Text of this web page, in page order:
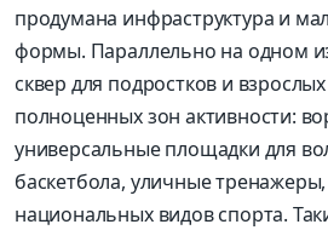
продумана инфраструктура и
формы. Параллельно на одном
сквер для подростков и
полноценных зон активности:
универсальные площадки для
баскетбола, уличные
национальных видов спорта.